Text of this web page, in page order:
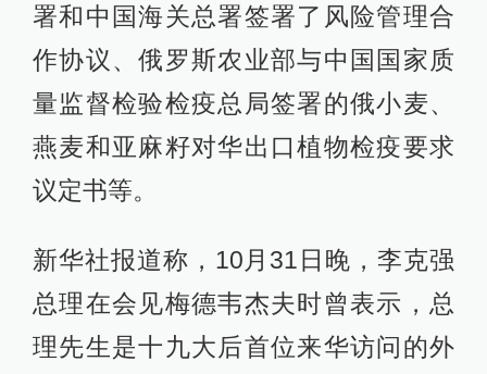
署和中国海关总署签署了风险管理合
作协议、俄罗斯农业部与中国国家质
量监督检验检疫总局签署的俄小麦、
燕麦和亚麻籽对华出口植物检疫要求
议定书等。
新华社报道称，10月31日晚，李克强
总理在会见梅德韦杰夫时曾表示，总
理先生是十九大后首位来华访问的外